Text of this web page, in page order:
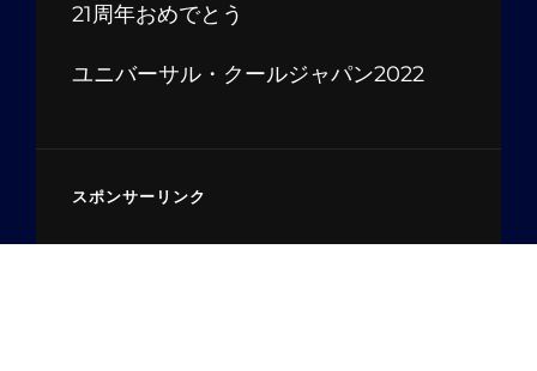
21周年おめでとう
ユニバーサル・クールジャパン2022
スポンサーリンク